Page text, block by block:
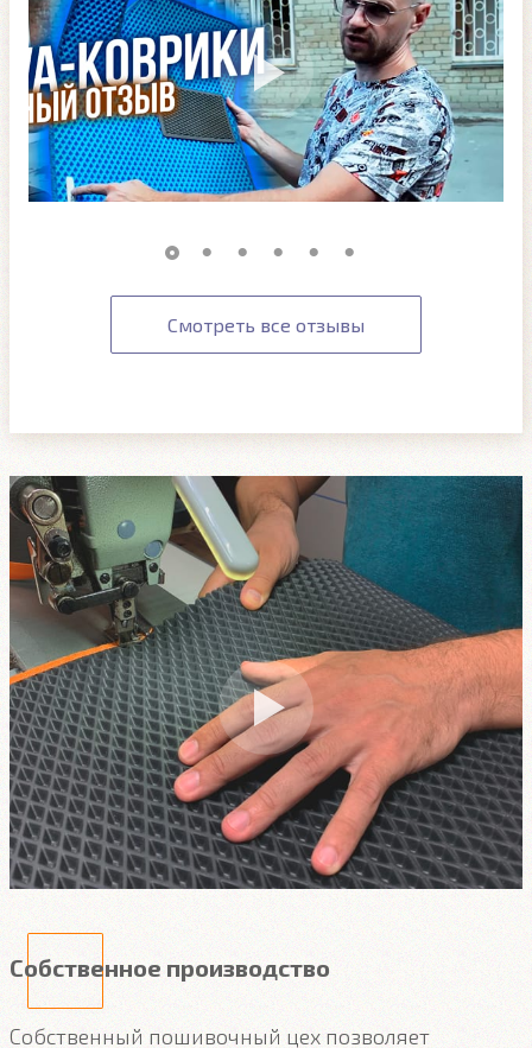
Смотреть все отзывы
Собственное производство
Собственный пошивочный цех позволяет